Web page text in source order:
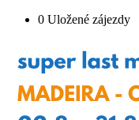
0 Uložené zájezdy